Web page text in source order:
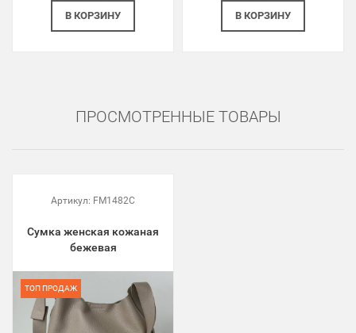
В КОРЗИНУ В КОРЗИНУ
ПРОСМОТРЕННЫЕ ТОВАРЫ
Артикул: FM1482C
Сумка женская кожаная
бежевая
ТОП ПРОДАЖ